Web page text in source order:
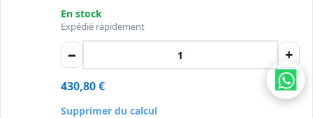
En stock
Expédié rapidement
− +
430,80€
Supprimer du calcul